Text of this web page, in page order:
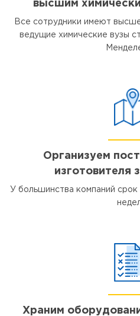
высшим
Все сотрудники имеют
ведущие химические вузы
Организуем
изготовителя
У большинства компаний срок
Храним